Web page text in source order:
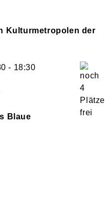
Kulturmetropolen der
- 18:30
Blaue